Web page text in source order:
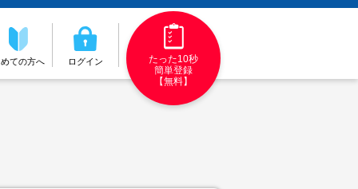
ての方へ ログイン
たった10秒
簡単登録
【無料】